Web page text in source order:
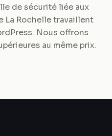
de sécurité liée aux
La Rochelle travaillent
Nous offrons
au même prix.